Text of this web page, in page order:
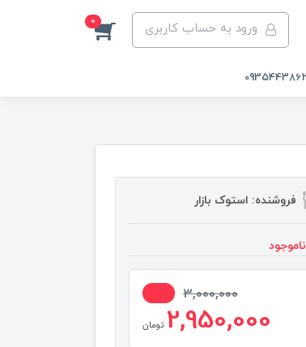
ورود به حساب کاربری 0
فروشنده: استوک بازار
ناموجود
3,000,000
2,950,000 تومان